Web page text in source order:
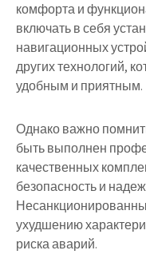
комфорта и
включать в себя
навигационных
других технологий,
удобным и приятным.
Однако важно
быть выполнен
качественных
безопасность и
ухудшению
риска аварий.